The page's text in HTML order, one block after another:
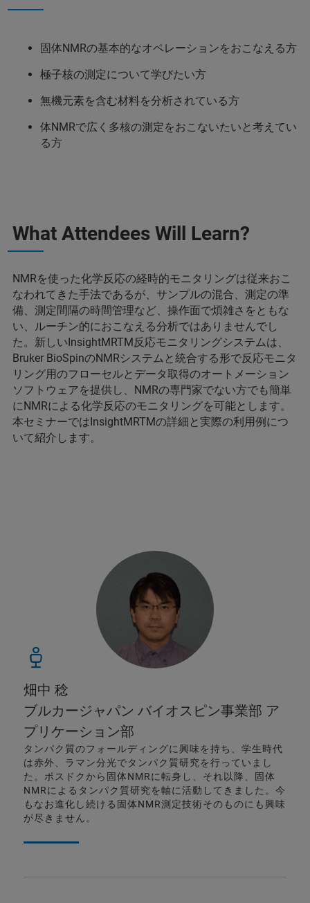
固体NMRの基本的なオペレーションをおこなえる方
極子核の測定について学びたい方
無機元素を含む材料を分析されている方
体NMRで広く多核の測定をおこないたいと考えてい
る方
What Attendees Will Learn?
NMRを使った化学反応の経時的モニタリングは従来おこ
なわれてきた手法であるが、サンプルの混合、測定の準
備、測定間隔の時間管理など、操作面で煩雑さをともな
い、ルーチン的におこなえる分析ではありませんでし
た。新しいInsightMRTM反応モニタリングシステムは、
Bruker BioSpinのNMRシステムと統合する形で反応モニタ
リング用のフローセルとデータ取得のオートメーション
ソフトウェアを提供し、NMRの専門家でない方でも簡単
にNMRによる化学反応のモニタリングを可能とします。
本セミナーではInsightMRTMの詳細と実際の利用例につ
いて紹介します。
畑中 稔
ブルカージャパン バイオスピン事業部 ア
プリケーション部
タンパク質のフォールディングに興味を持ち、学生時代
は赤外、ラマン分光でタンパク質研究を行っていまし
た。ポスドクから固体NMRに転身し、それ以降、固体
NMRによるタンパク質研究を軸に活動してきました。今
もなお進化し続ける固体NMR測定技術そのものにも興味
が尽きません。